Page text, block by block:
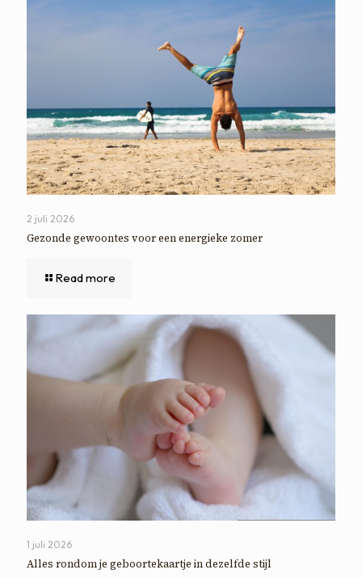
2 juli 2026
Gezonde gewoontes voor een energieke zomer
Read more
1 juli 2026
Alles rondom je geboortekaartje in dezelfde stijl